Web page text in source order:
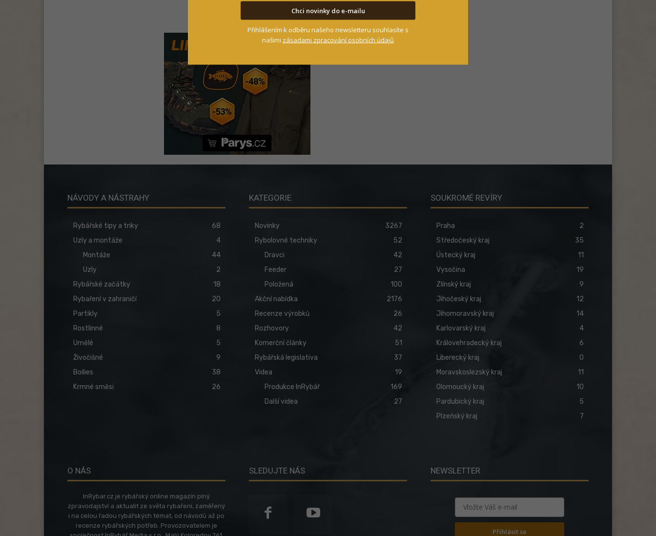
- Reklama -
NÁVODY A NÁSTRAHY
Rybářské tipy a triky
68
Uzly a montáže
4
Montáže
44
Uzly
2
Rybářské začátky
18
Rybaření v zahraničí
20
Partikly
5
Rostlinné
8
Umělé
5
Živočišné
9
Boilies
38
Krmné směsi
26
KATEGORIE
Novinky
3267
Rybolovné techniky
52
Dravci
42
Feeder
27
Položená
100
Akční nabídka
2176
Recenze výrobků
26
Rozhovory
42
Komerční články
51
Rybářská legislativa
37
Videa
19
Produkce InRybář
169
Další videa
27
SOUKROMÉ REVÍRY
Praha
2
Středočeský kraj
35
Ústecký kraj
11
Vysočina
19
Zlínský kraj
9
Jihočeský kraj
12
Jihomoravský kraj
14
Karlovarský kraj
4
Královehradecký kraj
6
Liberecký kraj
0
Moravskoslezský kraj
11
Olomoucký kraj
10
Pardubický kraj
5
Plzeňský kraj
7
O NÁS
InRybar.cz je rybářský online magazín plný
zpravodajství a aktualit ze světa rybaření, zaměřený
i na celou řadou rybářských témat, od návodů až po
recenze rybářských potřeb. Provozovatelem je
SLEDUJTE NÁS NEWSLETTER
Přihlásit se
Chci novinky do e-mailu
Přihlášením k odběru našeho newsletteru souhlasíte s
našimi zásadami zpracování osobních údajů